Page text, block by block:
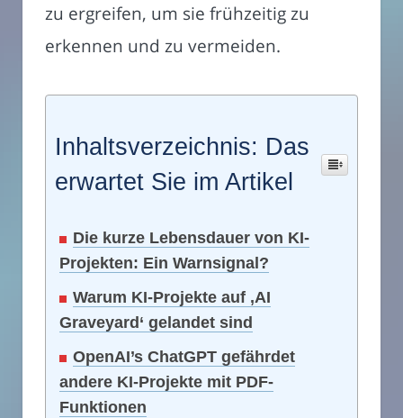
zu ergreifen, um sie frühzeitig zu
erkennen und zu vermeiden.
Inhaltsverzeichnis: Das
erwartet Sie im Artikel
Die kurze Lebensdauer von KI-
Projekten: Ein Warnsignal?
Warum KI-Projekte auf ‚AI
Graveyard‘ gelandet sind
OpenAI’s ChatGPT gefährdet
andere KI-Projekte mit PDF-
Funktionen